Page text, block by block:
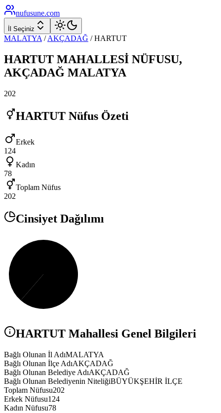
nufusune.com
İl Seçiniz
MALATYA / AKÇADAĞ /HARTUT
HARTUT MAHALLESİ NÜFUSU,
AKÇADAĞ MALATYA
202
HARTUT Nüfus Özeti
Erkek
124
Kadın
78
Toplam Nüfus
202
Cinsiyet Dağılımı
HARTUT Mahallesi Genel Bilgileri
Bağlı Olunan İl AdıMALATYA
Bağlı Olunan İlçe AdıAKÇADAĞ
Bağlı Olunan Belediye AdıAKÇADAĞ
Bağlı Olunan Belediyenin NiteliğiBÜYÜKŞEHİR İLÇE
Toplam Nüfusu202
Erkek Nüfusu124
Kadın Nüfusu78